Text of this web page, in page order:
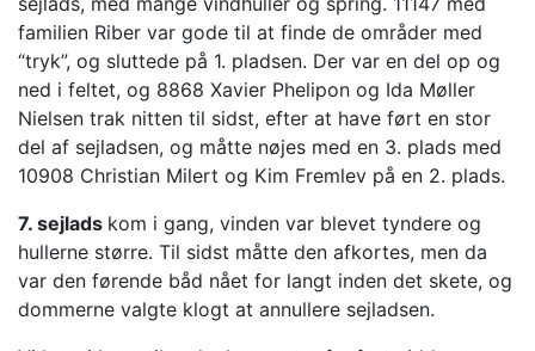
familien Riber var gode til at finde de områder med
“tryk”, og sluttede på 1. pladsen. Der var en del op og
ned i feltet, og 8868 Xavier Phelipon og Ida Møller
Nielsen trak nitten til sidst, efter at have ført en stor
del af sejladsen, og måtte nøjes med en 3. plads med
10908 Christian Milert og Kim Fremlev på en 2. plads.
7. sejlads kom i gang, vinden var blevet tyndere og
hullerne større. Til sidst måtte den afkortes, men da
var den førende båd nået for langt inden det skete, og
dommerne valgte klogt at annullere sejladsen.